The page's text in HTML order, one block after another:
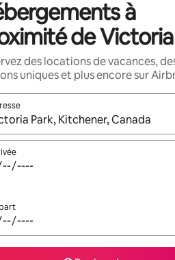
à
de Victoria
des locations de vacances,
uniques et plus encore sur
les résultats s'affichent, utilisez